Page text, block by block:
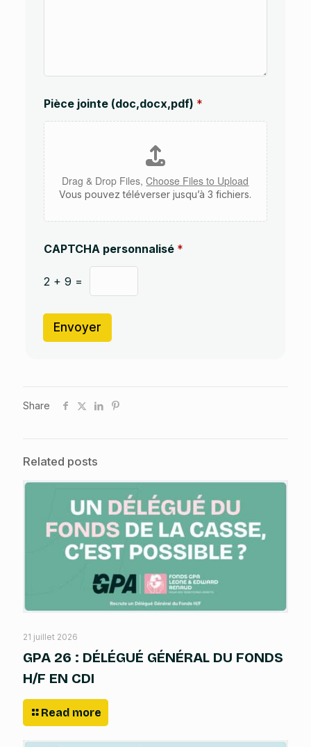
d
f
)
C
o
m
m
e
n
i
e
Pièce jointe (doc,docx,pdf) *
Drag & Drop Files,Choose Files to Upload
Vous pouvez téléverser jusqu’à 3 fichiers.
CAPTCHA personnalisé *
2 + 9 =
Envoyer
Share
Related posts
21 juillet 2026
GPA 26 : DÉLÉGUÉ GÉNÉRAL DU FONDS
H/F EN CDI
Read more